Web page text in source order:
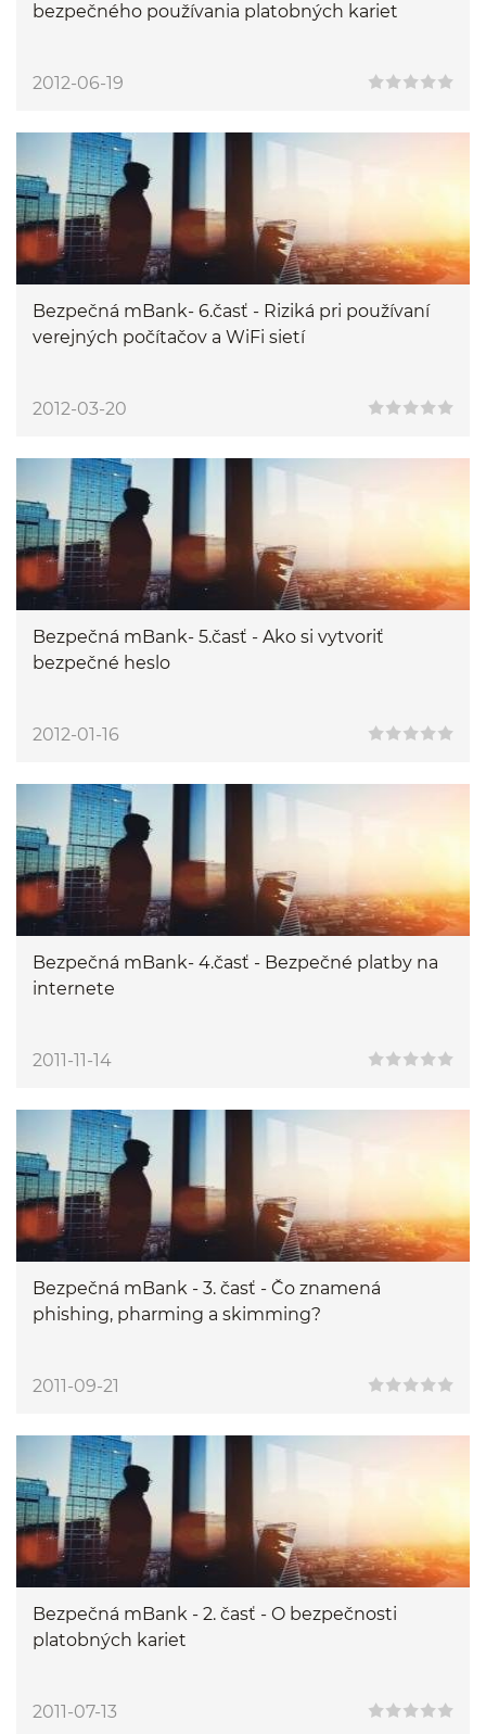
bezpečného používania platobných kariet
2012-06-19
Bezpečná mBank- 6.časť - Riziká pri používaní
verejných počítačov a WiFi sietí
2012-03-20
Bezpečná mBank- 5.časť - Ako si vytvoriť
bezpečné heslo
2012-01-16
Bezpečná mBank- 4.časť - Bezpečné platby na
internete
2011-11-14
Bezpečná mBank - 3. časť - Čo znamená
phishing, pharming a skimming?
2011-09-21
Bezpečná mBank - 2. časť - O bezpečnosti
platobných kariet
2011-07-13